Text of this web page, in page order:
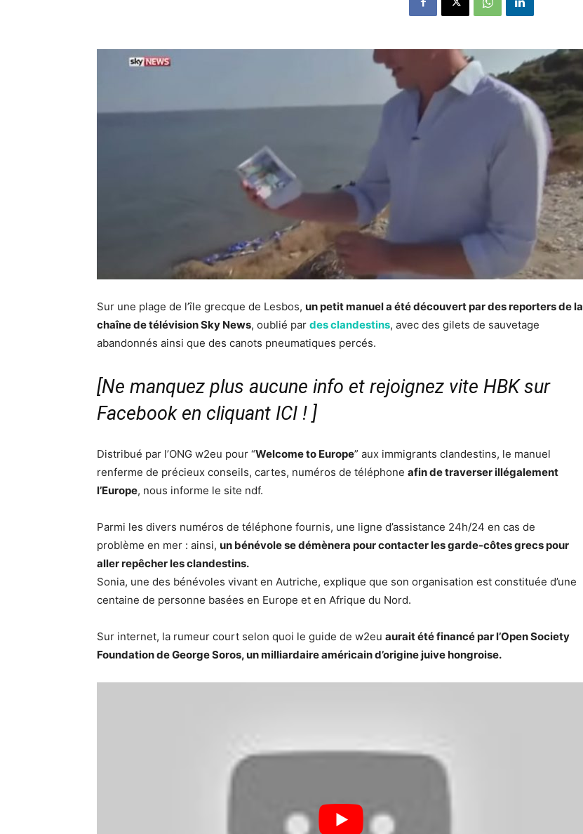
Sur une plage de l’île grecque de Lesbos, un petit manuel a été découvert par des reporters de la
chaîne de télévision Sky News, oublié par des clandestins, avec des gilets de sauvetage
abandonnés ainsi que des canots pneumatiques percés.
[Ne manquez plus aucune info et rejoignez vite HBK sur
Facebook en cliquant ICI ! ]
Distribué par l’ONG w2eu pour “Welcome to Europe” aux immigrants clandestins, le manuel
renferme de précieux conseils, cartes, numéros de téléphone afin de traverser illégalement
l’Europe, nous informe le site ndf.
Parmi les divers numéros de téléphone fournis, une ligne d’assistance 24h/24 en cas de
problème en mer : ainsi, un bénévole se démènera pour contacter les garde-côtes grecs pour
aller repêcher les clandestins.
Sonia, une des bénévoles vivant en Autriche, explique que son organisation est constituée d’une
centaine de personne basées en Europe et en Afrique du Nord.
Sur internet, la rumeur court selon quoi le guide de w2eu aurait été financé par l’Open Society
Foundation de George Soros, un milliardaire américain d’origine juive hongroise.